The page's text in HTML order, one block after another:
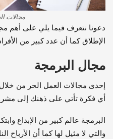
مجالات
دعونا نتعرف فيما يلي على أهم
الإطلاق كما أن عدد كبير من
مجال البرمجة
إحدى مجالات العمل الحر من
أي فكرة تأتي على ذهنك إلى
البرمجة عالم كبير من الإبداع
والتي لا مثيل لها كما أن الأرباح